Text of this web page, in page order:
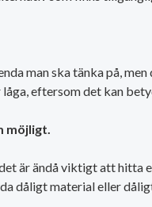
man ska tänka på,
eftersom det kan
möjligt.
är ändå viktigt att hitta
dåligt material eller